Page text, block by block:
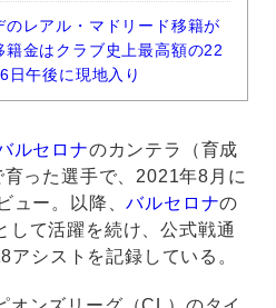
のレアル・マドリード移籍が
金はクラブ史上最高額の22
日午後に現地入り
ルセロナのカンテラ（育成
育った選手で、2021年8月に
ュー。以降、バルセロナの
して活躍を続け、公式戦通
シストを記録している。